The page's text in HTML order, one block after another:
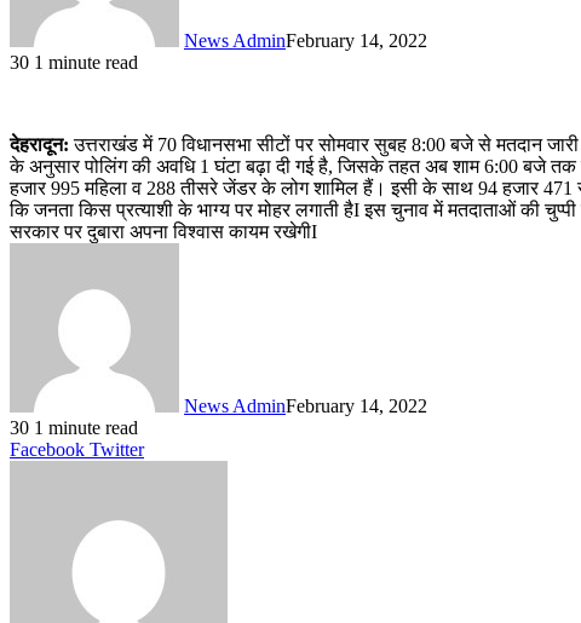
News AdminFebruary 14, 2022
30 1 minute read
देहरादून:उत्तराखंड में 70 विधानसभा सीटों पर सोमवार सुबह 8:00 बजे से मतदान
के अनुसार पोलिंग की अवधि 1 घंटा बढ़ा दी गई है, जिसके तहत अब शाम 6:00 बजे
हजार 995 महिला व 288 तीसरे जेंडर के लोग शामिल हैं। इसी के साथ 94 हजार
कि जनता किस प्रत्याशी के भाग्य पर मोहर लगाती हैI इस चुनाव में मतदाताओं की
सरकार पर दुबारा अपना विश्वास कायम रखेगीI
News AdminFebruary 14, 2022
30 1 minute read
Facebook TwitterLinkedIn
Tumblr
Pinterest
Reddit
VKontakte
Share
Print